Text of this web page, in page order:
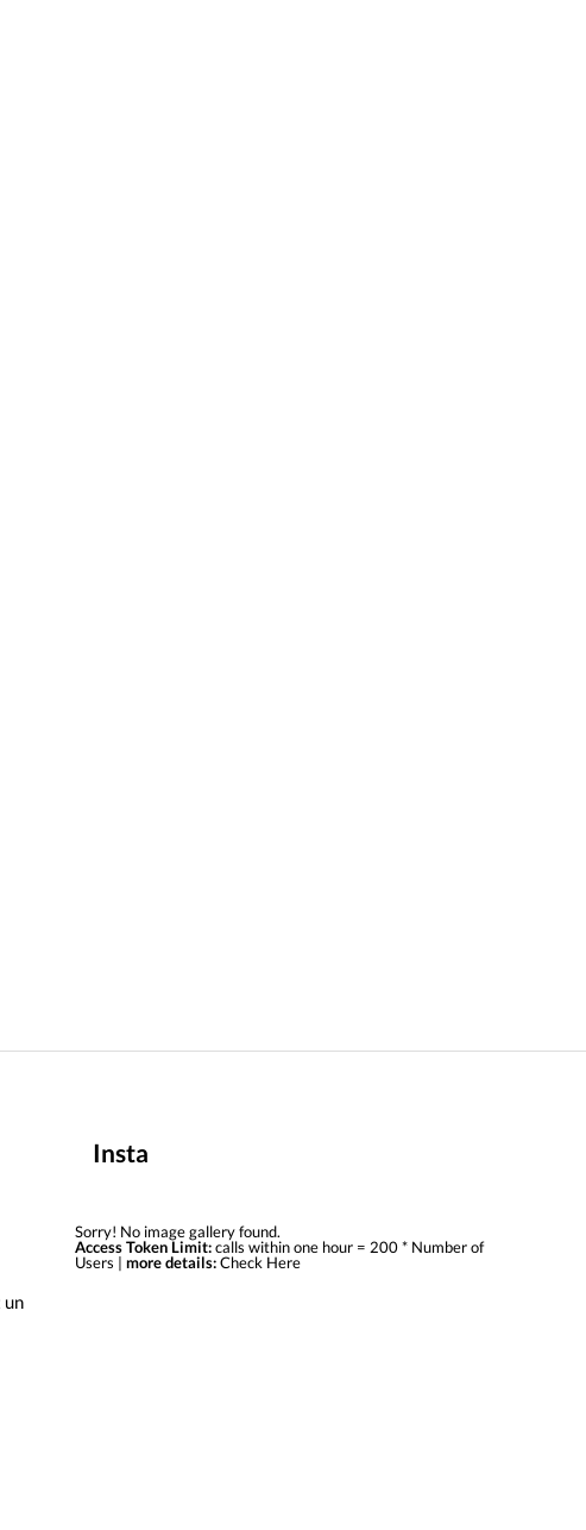
un
Insta
Sorry! No image gallery found.
Access Token Limit:calls within one hour = 200 * Number of
Users | more details: Check Here